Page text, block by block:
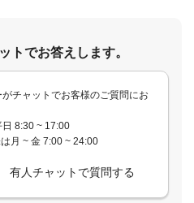
トでお答えします。
チャットでお客様のご質問にお
8:30 ~ 17:00
月 ~ 金 7:00 ~ 24:00
有人チャットで質問する